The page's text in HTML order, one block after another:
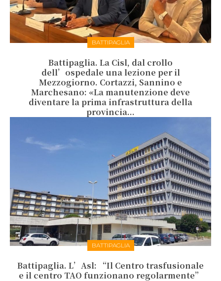
BATTIPAGLIA
Battipaglia. La Cisl, dal crollo
dell’ospedale una lezione per il
Mezzogiorno. Cortazzi, Sannino e
Marchesano: «La manutenzione deve
diventare la prima infrastruttura della
provincia...
BATTIPAGLIA
Battipaglia. L’Asl: “Il Centro trasfusionale
e il centro TAO funzionano regolarmente”